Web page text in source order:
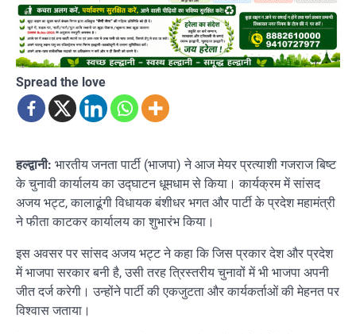
Spread the love
हल्द्वानी: भारतीय जनता पार्टी (भाजपा) ने आज मेयर प्रत्याशी गजराज बिष्ट
के चुनावी कार्यालय का उद्घाटन धूमधाम से किया। कार्यक्रम में सांसद
अजय भट्ट, कालाढूंगी विधायक बंशीधर भगत और पार्टी के प्रदेश महामंत्री
ने फीता काटकर कार्यालय का शुभारंभ किया।
इस अवसर पर सांसद अजय भट्ट ने कहा कि जिस प्रकार देश और प्रदेश
में भाजपा सरकार बनी है, उसी तरह त्रिस्तरीय चुनावों में भी भाजपा अपनी
जीत दर्ज करेगी। उन्होंने पार्टी की एकजुटता और कार्यकर्ताओं की मेहनत पर
विश्वास जताया।